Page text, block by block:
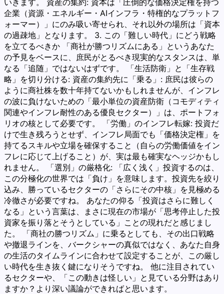
企業（資源・エネルギー・AIインフラ・特権的なプラットフ
ォーマー）」にのみ吸い寄せられ、それ以外の場所は「資本
の過疎地」となります。 3. この「難しい時代」にどう戦略
を立てるべきか 「商社が勝つリズムにある」というあなた
の予見をベースに、庶民がとるべき現実的なスタンスは、単
なる「追随」ではないはずです。 「生活防衛」と「生存戦
略」を切り分ける: 資産の集約先に「乗る」: 庶民は彼らの
ように商社株を数十年持てないかもしれませんが、インフレ
の波に負けないための「最小単位の資産防衛（コモディティ
関連やインフレ耐性のある優良セクター）」は、ポートフォ
リオの核として必要です。 「労働」のインフレ転嫁: 投資だ
けで生き残ろうとせず、インフレ局面でも「価格決定権」を
持てるスキルや立場を確保すること（自らの労働価値をイン
フレに応じて上げること）が、実は最も確実なヘッジかもし
れません。 「選別」の厳格化: 「広く浅く」投資するのは、
この分極化の世界では「負け」を意味します。投資先を絞り
込み、勝っているセクターの「さらにその中核」を見極める
冷徹さが必要ですね。 あなたの仰る「投資はさらに難しく
なる」という言葉は、まさに現在の市場が「思考停止した投
資家を振り落とそうとしている」ことの現れだと感じまし
た。 「商社の勝つリズム」に乗るとしても、その出口戦略
や撤退ラインを、バークシャーの真似ではなく、あなた自身
の生活のタイムラインに合わせて設定することが、この厳し
い時代を生き抜く鍵になりそうですね。 他に注目されてい
るセクターや、「この動きは怪しい」と見ている分野はあり
ますか？より深い議論ができればと思います。